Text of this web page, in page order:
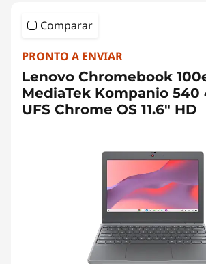
Comparar
PRONTO A ENVIAR
Lenovo Chromebook
MediaTek Kompanio 540
UFS Chrome OS 11.6" HD